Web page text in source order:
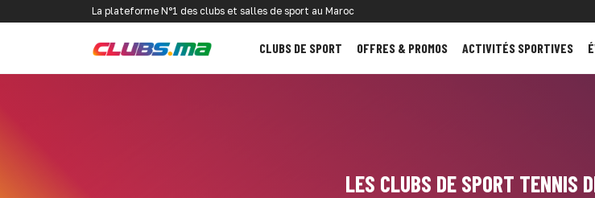
La plateforme N°1 des clubs et salles de sport au Maroc
CLUBS DE SPORT OFFRES & PROMOS ACTIVITÉS SPORTIVES
LES CLUBS DE SPORT TENNIS